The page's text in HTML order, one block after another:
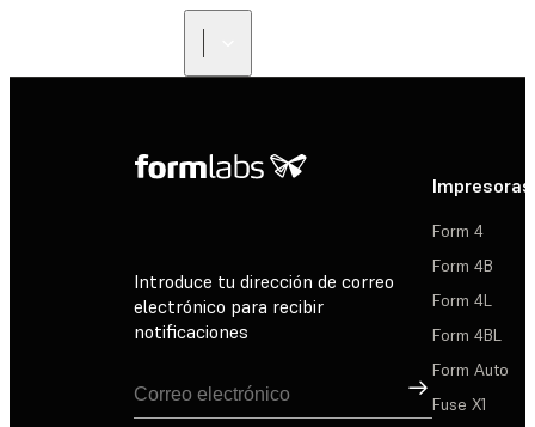
Introduce tu dirección de correo
electrónico para recibir
notificaciones
Suscribirse
Impresoras
Form 4
Form 4B
Form 4L
Form 4BL
Form Auto
Fuse X1